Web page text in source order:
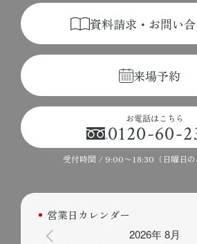
資料請求・お問い
来場予約
お電話はこちら
0120-60-
受付時間 / 9:00〜18:30（日曜日の
営業日カレンダー
2026年 8月